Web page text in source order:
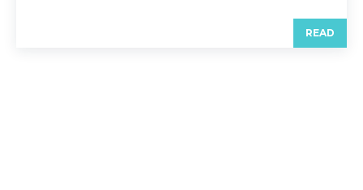
READ